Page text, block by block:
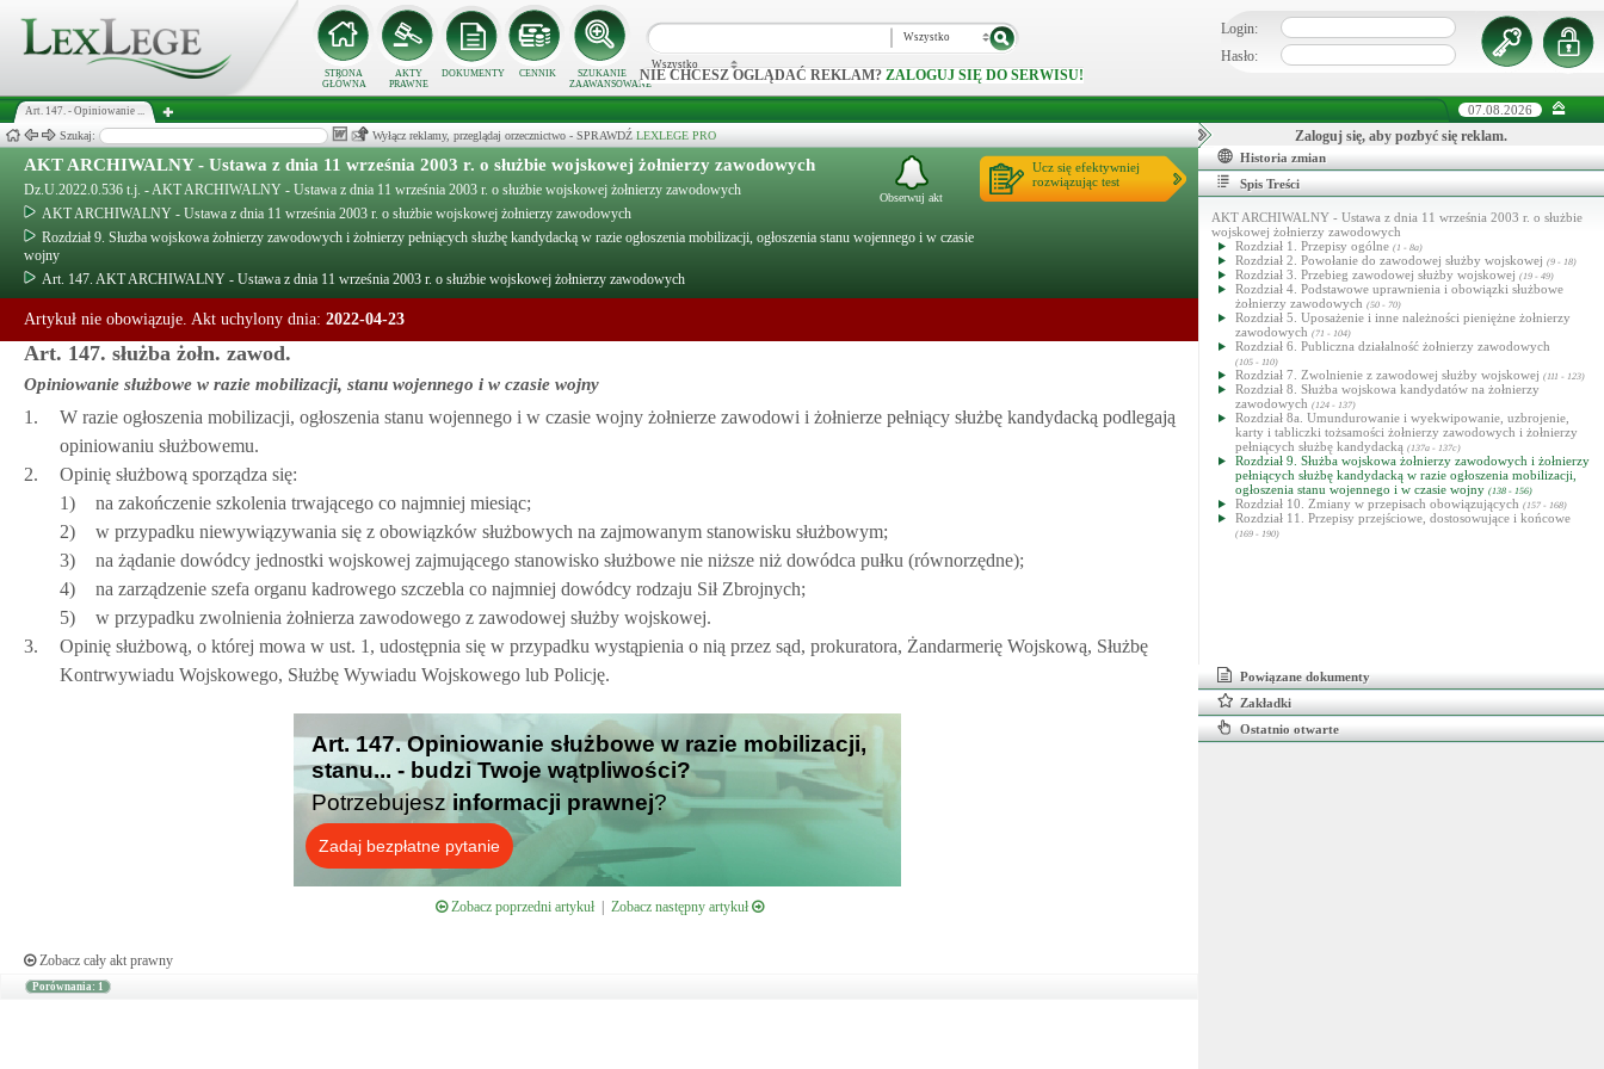
STRONA
GŁÓWNA
AKTY
PRAWNE
DOKUMENTY CENNIK
SZUKANIE
ZAAWANSOWANE
Wszystko
Wszystko
NIE CHCESZ OGLĄDAĆ REKLAM? ZALOGUJ SIĘ DO SERWISU!
Login:
Hasło:
Art. 147. - Opiniowanie ... 07.08.2026
Szukaj: Wyłącz reklamy, przeglądaj orzecznictwo - SPRAWDŹ LEXLEGE PRO
AKT ARCHIWALNY - Ustawa z dnia 11 września 2003 r. o służbie wojskowej żołnierzy zawodowych
Dz.U.2022.0.536 t.j. - AKT ARCHIWALNY - Ustawa z dnia 11 września 2003 r. o służbie wojskowej żołnierzy zawodowych
AKT ARCHIWALNY - Ustawa z dnia 11 września 2003 r. o służbie wojskowej żołnierzy zawodowych
Rozdział 9. Służba wojskowa żołnierzy zawodowych i żołnierzy pełniących służbę kandydacką w razie ogłoszenia mobilizacji, ogłoszenia stanu wojennego i w czasie
wojny
Art. 147. AKT ARCHIWALNY - Ustawa z dnia 11 września 2003 r. o służbie wojskowej żołnierzy zawodowych
Ucz się efektywniej
rozwiązując test
Obserwuj akt
Artykuł nie obowiązuje. Akt uchylony dnia: 2022-04-23
Art. 147. służba żołn. zawod.
Opiniowanie służbowe w razie mobilizacji, stanu wojennego i w czasie wojny
1.
W razie ogłoszenia mobilizacji, ogłoszenia stanu wojennego i w czasie wojny żołnierze zawodowi i żołnierze pełniący służbę kandydacką podlegają
opiniowaniu służbowemu.
2.
Opinię służbową sporządza się:
1)
na zakończenie szkolenia trwającego co najmniej miesiąc;
2)
w przypadku niewywiązywania się z obowiązków służbowych na zajmowanym stanowisku służbowym;
3)
na żądanie dowódcy jednostki wojskowej zajmującego stanowisko służbowe nie niższe niż dowódca pułku (równorzędne);
4)
na zarządzenie szefa organu kadrowego szczebla co najmniej dowódcy rodzaju Sił Zbrojnych;
5)
w przypadku zwolnienia żołnierza zawodowego z zawodowej służby wojskowej.
3.
Opinię służbową, o której mowa w ust. 1, udostępnia się w przypadku wystąpienia o nią przez sąd, prokuratora, Żandarmerię Wojskową, Służbę
Kontrwywiadu Wojskowego, Służbę Wywiadu Wojskowego lub Policję.
Art. 147. Opiniowanie służbowe w razie mobilizacji,
stanu... - budzi Twoje wątpliwości?
Potrzebujesz informacji prawnej?
Zadaj bezpłatne pytanie
Zobacz poprzedni artykuł| Zobacz następny artykuł
Zobacz cały akt prawny
Porównania: 1
Zaloguj się, aby pozbyć się reklam.
Historia zmian
Spis Treści
AKT ARCHIWALNY - Ustawa z dnia 11 września 2003 r. o służbie
wojskowej żołnierzy zawodowych
Rozdział 1. Przepisy ogólne (1 - 8a)
Rozdział 2. Powołanie do zawodowej służby wojskowej (9 - 18)
Rozdział 3. Przebieg zawodowej służby wojskowej (19 - 49)
Rozdział 4. Podstawowe uprawnienia i obowiązki służbowe
żołnierzy zawodowych (50 - 70)
Rozdział 5. Uposażenie i inne należności pieniężne żołnierzy
zawodowych (71 - 104)
Rozdział 6. Publiczna działalność żołnierzy zawodowych
(105 - 110)
Rozdział 7. Zwolnienie z zawodowej służby wojskowej (111 - 123)
Rozdział 8. Służba wojskowa kandydatów na żołnierzy
zawodowych (124 - 137)
Rozdział 8a. Umundurowanie i wyekwipowanie, uzbrojenie,
karty i tabliczki tożsamości żołnierzy zawodowych i żołnierzy
pełniących służbę kandydacką (137a - 137c)
Rozdział 9. Służba wojskowa żołnierzy zawodowych i żołnierzy
pełniących służbę kandydacką w razie ogłoszenia mobilizacji,
ogłoszenia stanu wojennego i w czasie wojny (138 - 156)
Rozdział 10. Zmiany w przepisach obowiązujących (157 - 168)
Rozdział 11. Przepisy przejściowe, dostosowujące i końcowe
(169 - 190)
Powiązane dokumenty
Zakładki
Ostatnio otwarte